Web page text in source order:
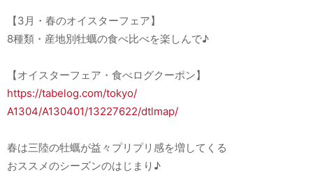
【3月・春のオイスターフェア】
8種類・産地別牡蠣の食べ比べを楽しんで♪
【オイスターフェア・食べログクーポン】
https://tabelog.com/tokyo/
A1304/A130401/13227622/dtlmap/
春は三陸の牡蠣が益々プリプリ感を増してくる
おススメのシーズンのはじまり♪